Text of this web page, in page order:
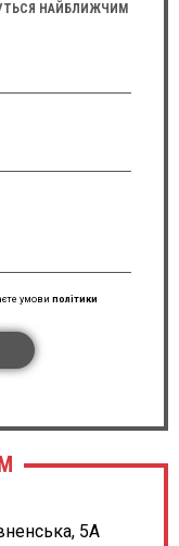
НАЙБЛИЖЧИМ
умови політики
5А